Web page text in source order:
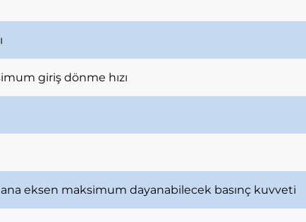
giriş dönme hızı
ana eksen maksimum dayanabilecek basınç kuvveti